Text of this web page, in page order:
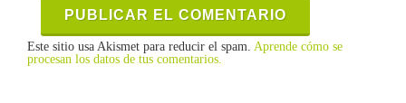
Este sitio usa Akismet para reducir el spam. Aprende cómo se
procesan los datos de tus comentarios.